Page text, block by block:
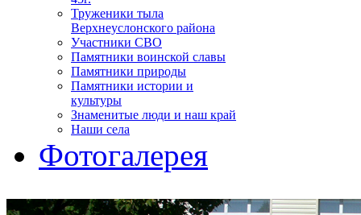
Труженики тыла
Верхнеуслонского района
Участники СВО
Памятники воинской славы
Памятники природы
Памятники истории и
культуры
Знаменитые люди и наш край
Наши села
Фотогалерея